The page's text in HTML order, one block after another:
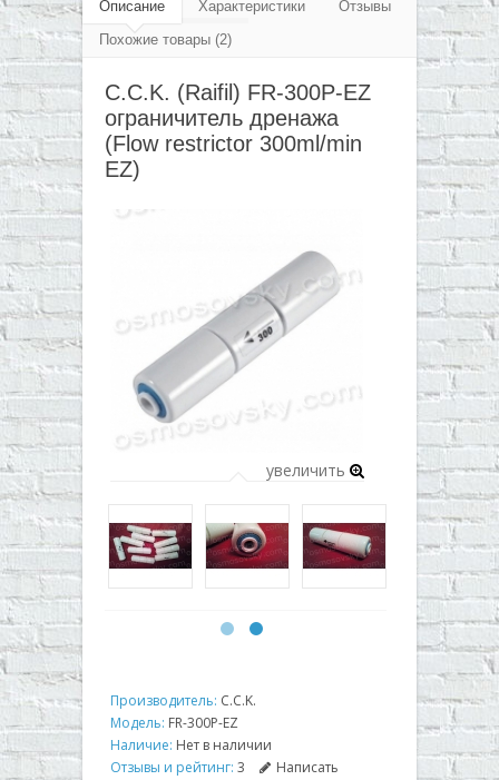
▼
restrictor 300ml/min EZ)
Описание Характеристики
Отзывы
Похожие товары (2)
C.C.K. (Raifil) FR-300P-EZ
ограничитель дренажа
(Flow restrictor 300ml/min
EZ)
увеличить
Производитель: C.C.K.
Модель: FR-300P-EZ
Наличие: Нет в наличии
Отзывы и рейтинг: 3 Написать